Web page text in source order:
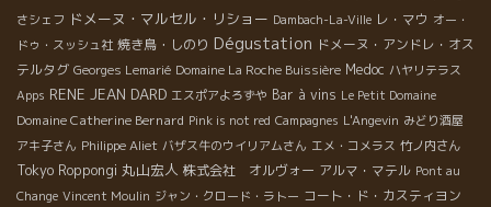
さシェフ ドメーヌ・マルセル・リショー Dambach-La-Ville レ・マウ オー・
ドゥ・スッシュ社 焼き鳥・しのり Dégustation ドメーヌ・アンドレ・オス
テルタグ Georges Lemarié Domaine La Roche Buissière Medoc ハヤリテラス
Apps RENE JEAN DARD エスポアよろずや Bar à vins Le Petit Domaine
Domaine Catherine Bernard Pink is not red Campagnes L'Angevin みどり酒屋
アキ子さん Philippe Aliet バザス牛のウイリアムさん エメ・コメラス 竹ノ内さん
Tokyo Roppongi 丸山宏人 株式会社 オルヴォー アルマ・マテル Pont au
Change Vincent Moulin ジャン・クロード・ラトー コート・ド・カスティヨン